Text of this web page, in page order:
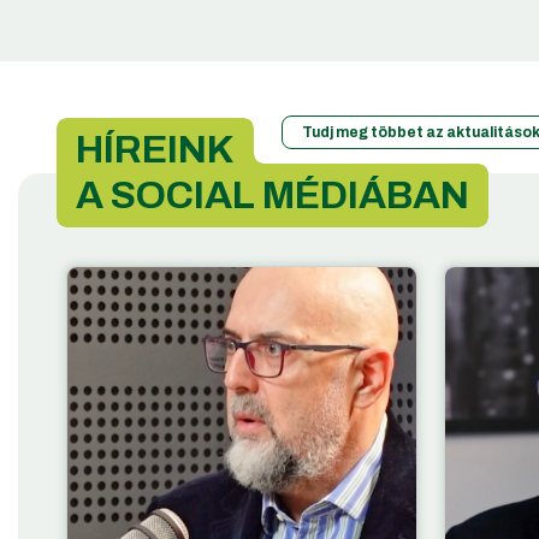
HÍREINK
A SOCIAL MÉDIÁBAN
Tudj meg többet az